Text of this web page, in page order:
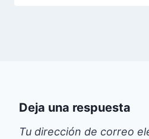
Deja una respuesta
Tu dirección de correo